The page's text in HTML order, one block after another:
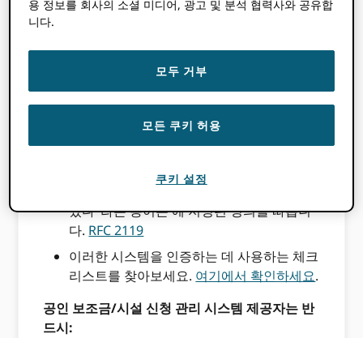
거쳐 ORCID 지역 사회. 에서 최상의 가치를
아니라 기준을 충족합니다.
이러한 기준은 서비스 공급자의 플랫폼에서
제공하는 기능에 적용됩니다. 설명된 모든
기능이 특정 요구 사항에 따라 보조금/시설
신청 관리 시스템을 배포하는 각 조직에 의
있다"라는 용어는 에 지정된 정의를 따릅니
다. RFC 2119
이러한 시스템을 인증하는 데 사용하는 체크
리스트를 찾아보세요. 여기에서 확인하세요.
공인 보조금/시설 신청 관리 시스템 제공자는 반
드시:
용 정보를 회사의 소셜 미디어, 광고 및 분석 협력사와 공유합
니다.
모두 거부
모든 쿠키 허용
쿠키 설정